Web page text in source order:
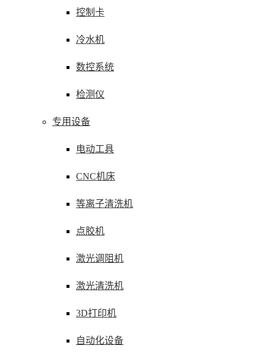
控制卡
冷水机
数控系统
检测仪
专用设备
电动工具
CNC机床
等离子清洗机
点胶机
激光调阻机
激光清洗机
3D打印机
自动化设备